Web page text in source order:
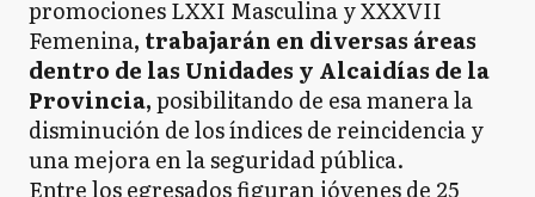
promociones LXXI Masculina y XXXVII
Femenina, trabajarán en diversas áreas
dentro de las Unidades y Alcaidías de la
Provincia,posibilitando de esa manera la
disminución de los índices de reincidencia y
una mejora en la seguridad pública.
Entre los egresados figuran jóvenes de 25